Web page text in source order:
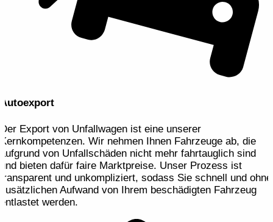
Autoexport
Der Export von Unfallwagen ist eine unserer
Kernkompetenzen. Wir nehmen Ihnen Fahrzeuge ab, die
aufgrund von Unfallschäden nicht mehr fahrtauglich sind
und bieten dafür faire Marktpreise. Unser Prozess ist
transparent und unkompliziert, sodass Sie schnell und ohne
zusätzlichen Aufwand von Ihrem beschädigten Fahrzeug
entlastet werden.